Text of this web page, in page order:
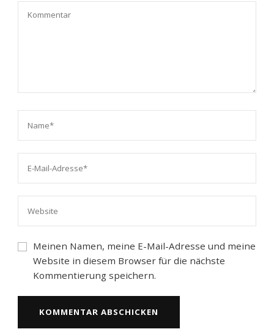
Meinen Namen, meine E-Mail-Adresse und meine
Website in diesem Browser für die nächste
Kommentierung speichern.